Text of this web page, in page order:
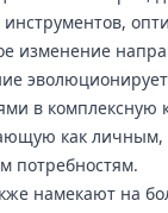
изменение
эволюционирует
в комплексную
как личным,
потребностям.
намекают на